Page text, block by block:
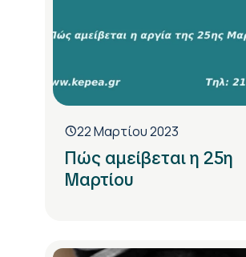
22 Μαρτίου 2023
Πώς αμείβεται η 25η
Μαρτίου